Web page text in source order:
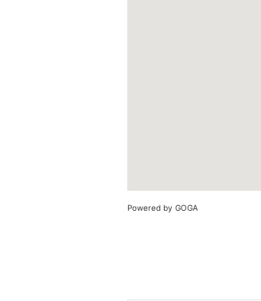
Powered by GOGA